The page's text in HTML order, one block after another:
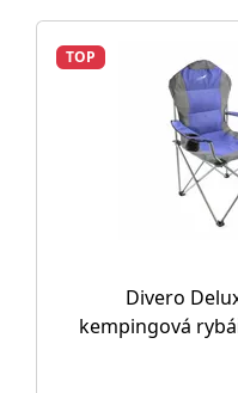
TOP
Divero
kempingová